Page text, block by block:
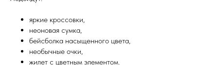
яркие кроссовки,
неоновая сумка,
бейсболка насыщенного цвета,
необычные очки,
жилет с цветным элементом.